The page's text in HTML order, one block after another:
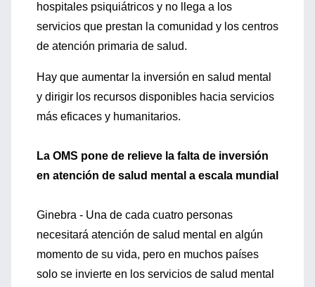
hospitales psiquiátricos y no llega a los
servicios que prestan la comunidad y los centros
de atención primaria de salud.
Hay que aumentar la inversión en salud mental
y dirigir los recursos disponibles hacia servicios
más eficaces y humanitarios.
La OMS pone de relieve la falta de inversión
en atención de salud mental a escala mundial
Ginebra - Una de cada cuatro personas
necesitará atención de salud mental en algún
momento de su vida, pero en muchos países
solo se invierte en los servicios de salud mental